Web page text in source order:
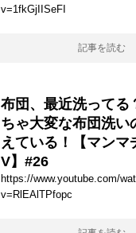
v=1fkGjIISeFI
記事を読む
布団、最近洗ってる
ちゃ大変な布団洗い
えている！【マンマ
V】#26
https://www.youtube.com/
v=RlEAlTPfopc